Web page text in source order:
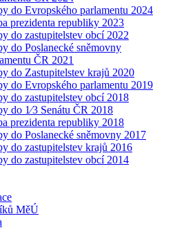
do Evropského parlamentu 2024
prezidenta republiky 2023
do zastupitelstev obcí 2022
do Poslanecké sněmovny
ČR 2021
do Zastupitelstev krajů 2020
do Evropského parlamentu 2019
do zastupitelstev obcí 2018
do 1⁄3 Senátu ČR 2018
prezidenta republiky 2018
do Poslanecké sněmovny 2017
do zastupitelstev krajů 2016
do zastupitelstev obcí 2014
MěÚ